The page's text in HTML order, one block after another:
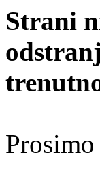
Strani